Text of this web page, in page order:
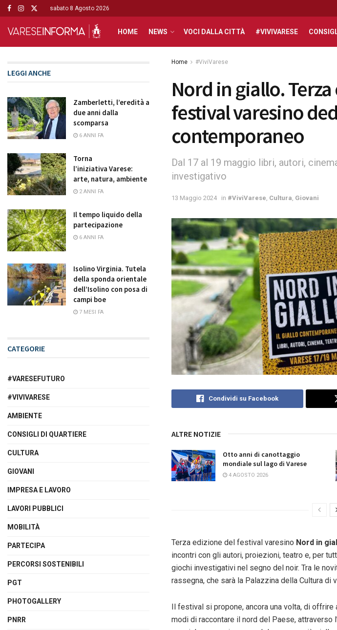
sabato 8 Agosto 2026
HOME NEWS VOCI DALLA CITTÀ #VIVIVARESE
Home #ViviVarese
Nord in giallo.
festival varesino
contemporaneo
Dal 17 al 19 maggio libri, autori,
investigativo
13 Maggio 2024 in #ViviVarese Cultura Giovani
Condividi su Facebook
ALTRE NOTIZIE
Otto anni di canottaggio
mondiale sul lago di Varese
4 AGOSTO 2026
Terza edizione del festival varesino Nord in
incontri con gli autori, proiezioni, teatro e, per
giochi investigativi nel segno del noir. Tra le
rassegna, che sarà la Palazzina della Cultura di
Il festival si propone, ancora una volta, di
modi di raccontare il nord del Paese, attraverso
LEGGI ANCHE
Zamberletti, l’eredità a
due anni dalla
scomparsa
6 ANNI FA
Torna
l’iniziativa Varese:
arte, natura, ambiente
2 ANNI FA
Il tempo liquido della
partecipazione
6 ANNI FA
Isolino Virginia. Tutela
della sponda orientale
dell’Isolino con posa di
campi boe
7 MESI FA
CATEGORIE
#VARESEFUTURO
#VIVIVARESE
AMBIENTE
CONSIGLI DI QUARTIERE
CULTURA
GIOVANI
IMPRESA E LAVORO
LAVORI PUBBLICI
MOBILITÀ
PARTECIPA
PERCORSI SOSTENIBILI
PGT
PHOTOGALLERY
PNRR